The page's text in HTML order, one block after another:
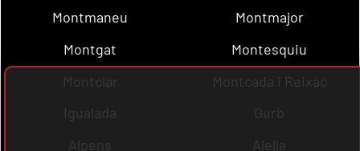
Montmaneu
Montmajor
Montgat
Montesquiu
Montclar
Montcada i Reixac
Igualada
Gurb
Alpens
Alella